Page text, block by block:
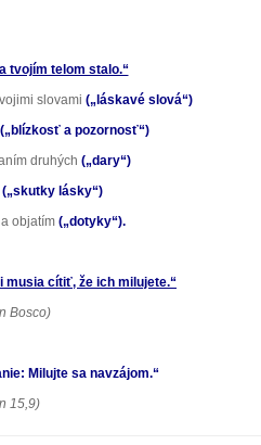
tvojím telom stalo.“
slovami („láskavé slová“)
(„blízkosť a pozornosť“)
druhých („dary“)
(„skutky lásky“)
objatím („dotyky“).
musia cítiť, že ich milujete.“
Bosco)
Milujte sa navzájom.“
15,9)